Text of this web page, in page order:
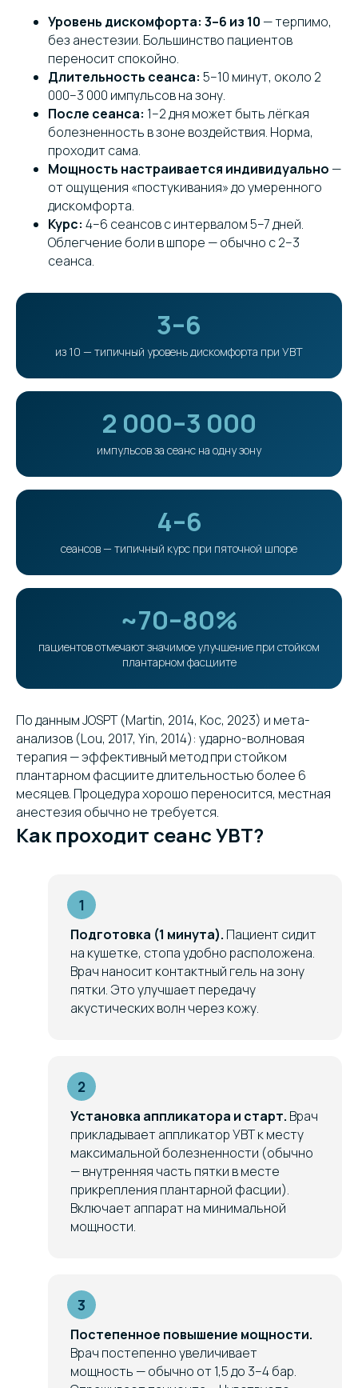
Уровень дискомфорта: 3–6 из 10 — терпимо,
без анестезии. Большинство пациентов
переносит спокойно.
Длительность сеанса: 5–10 минут, около 2
000–3 000 импульсов на зону.
После сеанса: 1–2 дня может быть лёгкая
болезненность в зоне воздействия. Норма,
проходит сама.
Мощность настраивается индивидуально —
от ощущения «постукивания» до умеренного
дискомфорта.
Курс: 4–6 сеансов с интервалом 5–7 дней.
Облегчение боли в шпоре — обычно с 2–3
сеанса.
3–6
из 10 — типичный уровень дискомфорта при УВТ
2 000–3 000
импульсов за сеанс на одну зону
4–6
сеансов — типичный курс при пяточной шпоре
~70–80%
пациентов отмечают значимое улучшение при стойком
плантарном фасциите
По данным JOSPT (Martin, 2014, Koc, 2023) и мета-
анализов (Lou, 2017, Yin, 2014): ударно-волновая
терапия — эффективный метод при стойком
плантарном фасциите длительностью более 6
месяцев. Процедура хорошо переносится, местная
анестезия обычно не требуется.
Как проходит сеанс УВТ?
Подготовка (1 минута). Пациент сидит
на кушетке, стопа удобно расположена.
Врач наносит контактный гель на зону
пятки. Это улучшает передачу
акустических волн через кожу.
Установка аппликатора и старт. Врач
прикладывает аппликатор УВТ к месту
максимальной болезненности (обычно
— внутренняя часть пятки в месте
прикрепления плантарной фасции).
Включает аппарат на минимальной
мощности.
Постепенное повышение мощности.
Врач постепенно увеличивает
мощность — обычно от 1,5 до 3–4 бар.